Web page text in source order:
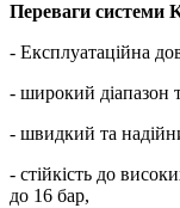
Переваги системи
- Експлуатаційна
- широкий діапазон
- швидкий та
- стійкість до
до 16 бар,